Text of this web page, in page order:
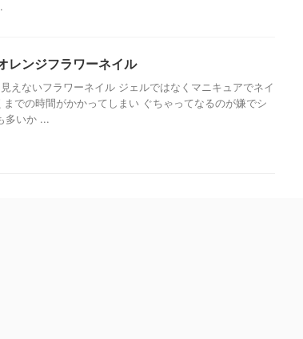
レンジフラワーネイル
えないフラワーネイル ジェルではなくマニキュアでネイ
での時間がかかってしまい ぐちゃってなるのが嫌でシ
多いか ...